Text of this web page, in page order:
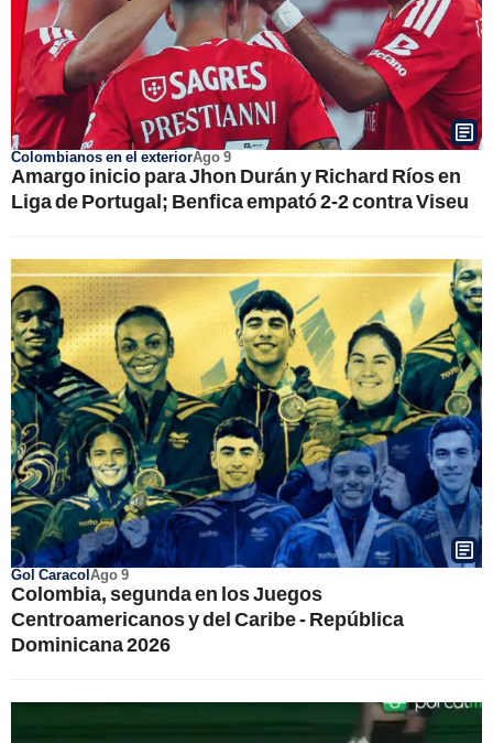
Colombianos en el exteriorAgo 9
Amargo inicio para Jhon Durán y Richard Ríos en
Liga de Portugal; Benfica empató 2-2 contra Viseu
Gol CaracolAgo 9
Colombia, segunda en los Juegos
Centroamericanos y del Caribe - República
Dominicana 2026